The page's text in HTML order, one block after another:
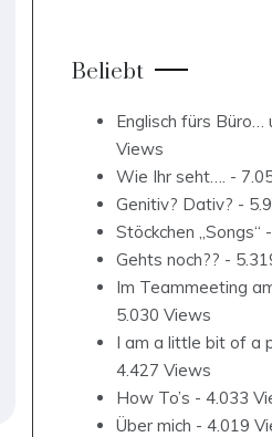
Beliebt
Englisch fürs Büro…
Views
Wie Ihr seht…. -
Genitiv? Dativ? -
Stöckchen „Songs“
Gehts noch?? -
Im Teammeeting
5.030 Views
I am a little bit of a
4.427 Views
How To’s - 4.033
Über mich - 4.019